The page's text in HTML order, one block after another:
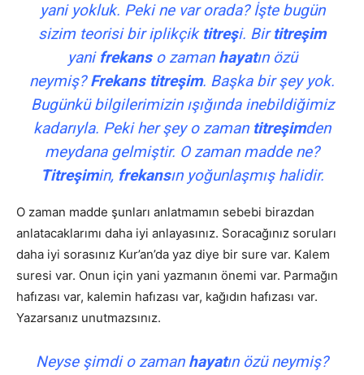
yani yokluk. Peki ne var orada? İşte bugün
sizim teorisi bir iplikçik titreşi. Birtitreşim
yanifrekanso zaman hayatın özü
neymiş?Frekans titreşim. Başka bir şey yok.
Bugünkü bilgilerimizin ışığında inebildiğimiz
kadarıyla. Peki her şey o zaman titreşimden
meydana gelmiştir. O zaman madde ne?
Titreşimin, frekansın yoğunlaşmış halidir.
O zaman madde şunları anlatmamın sebebi birazdan
anlatacaklarımı daha iyi anlayasınız. Soracağınız soruları
daha iyi sorasınız Kur’an’da yaz diye bir sure var. Kalem
suresi var. Onun için yani yazmanın önemi var. Parmağın
hafızası var, kalemin hafızası var, kağıdın hafızası var.
Yazarsanız unutmazsınız.
Neyse şimdi o zaman hayatın özü neymiş?